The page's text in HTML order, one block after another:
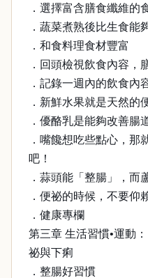
．選擇富含膳食纖維的
．蔬菜煮熟後比生食能
．和食料理食材豐富
．回頭檢視飲食內容，
．記錄一週內的飲食內
．新鮮水果就是天然的
．優酪乳是能夠改善腸
．嘴饞想吃些點心，那
吧！
．蒜頭能「整腸」，而
．便祕的時候，不要仰
．健康專欄
第三章 生活習慣•運動
祕與下痢
．整腸好習慣